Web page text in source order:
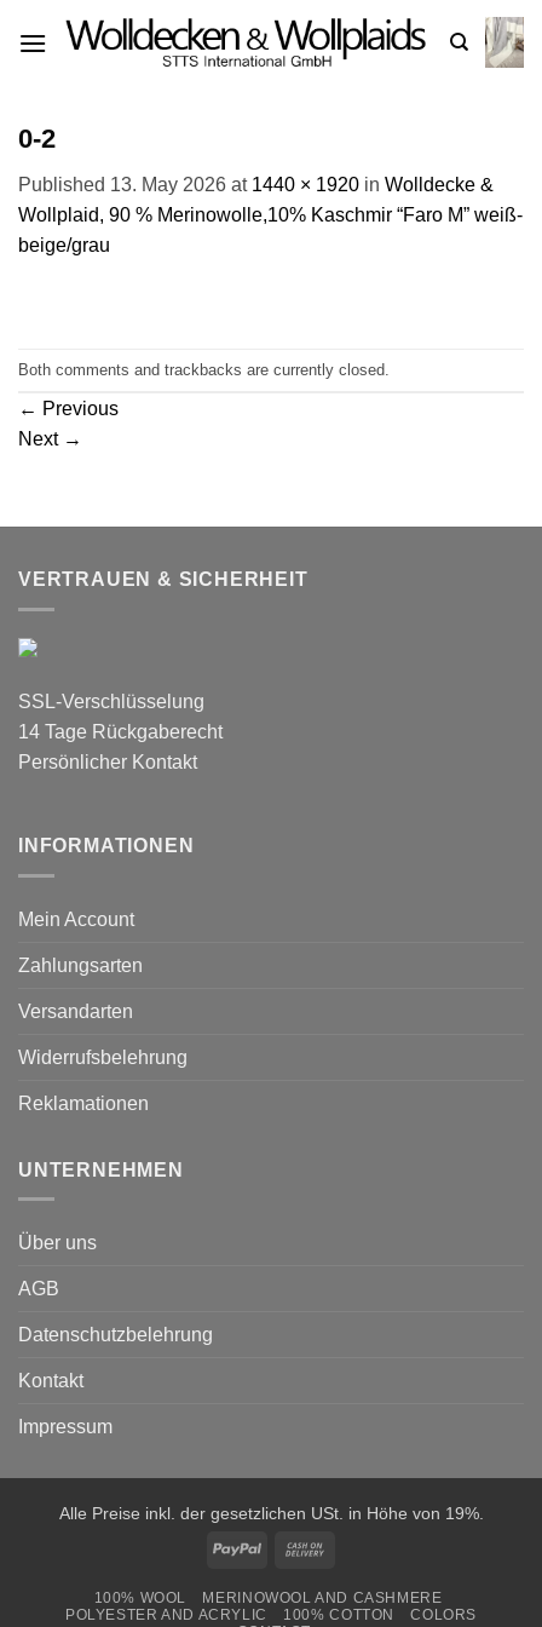
0-2
Published 13. May 2026 at 1440 × 1920 in Wolldecke &
Wollplaid, 90 % Merinowolle,10% Kaschmir “Faro M” weiß-
beige/grau
Both comments and trackbacks are currently closed.
← Previous
Next →
VERTRAUEN & SICHERHEIT
SSL-Verschlüsselung
14 Tage Rückgaberecht
Persönlicher Kontakt
INFORMATIONEN
Mein Account
Zahlungsarten
Versandarten
Widerrufsbelehrung
Reklamationen
UNTERNEHMEN
Über uns
AGB
Datenschutzbelehrung
Kontakt
Impressum
Alle Preise inkl. der gesetzlichen USt. in Höhe von 19%.
PayPal
Delivery
100% WOOL
MERINOWOOL AND CASHMERE
POLYESTER AND ACRYLIC
100% COTTON
COLORS